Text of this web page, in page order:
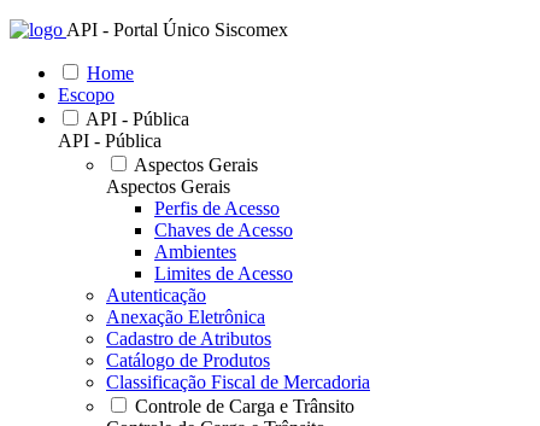
API - Portal Único Siscomex
Home
Escopo
API - Pública
API - Pública
Aspectos Gerais
Aspectos Gerais
Perfis de Acesso
Chaves de Acesso
Ambientes
Limites de Acesso
Autenticação
Anexação Eletrônica
Cadastro de Atributos
Catálogo de Produtos
Classificação Fiscal de Mercadoria
Controle de Carga e Trânsito